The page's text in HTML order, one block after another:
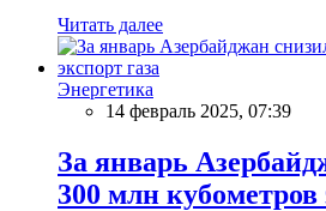
Читать далее
Энергетика
14 февраль 2025, 07:39
За январь
300 млн кубометров